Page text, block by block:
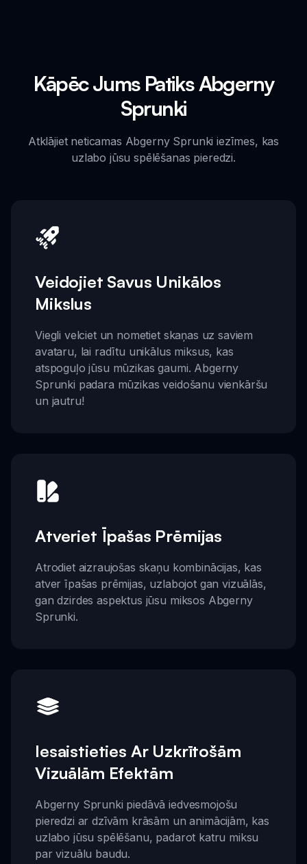
Kāpēc Jums Patiks Abgerny
Sprunki
Atklājiet neticamas Abgerny Sprunki iezīmes, kas
uzlabo jūsu spēlēšanas pieredzi.
Veidojiet Savus Unikālos
Mikslus
Viegli velciet un nometiet skaņas uz saviem
avataru, lai radītu unikālus miksus, kas
atspoguļo jūsu mūzikas gaumi. Abgerny
Sprunki padara mūzikas veidošanu vienkāršu
un jautru!
Atveriet Īpašas Prēmijas
Atrodiet aizraujošas skaņu kombinācijas, kas
atver īpašas prēmijas, uzlabojot gan vizuālās,
gan dzirdes aspektus jūsu miksos Abgerny
Sprunki.
Iesaistieties Ar Uzkrītošām
Vizuālām Efektām
Abgerny Sprunki piedāvā iedvesmojošu
pieredzi ar dzīvām krāsām un animācijām, kas
uzlabo jūsu spēlēšanu, padarot katru miksu
par vizuālu baudu.